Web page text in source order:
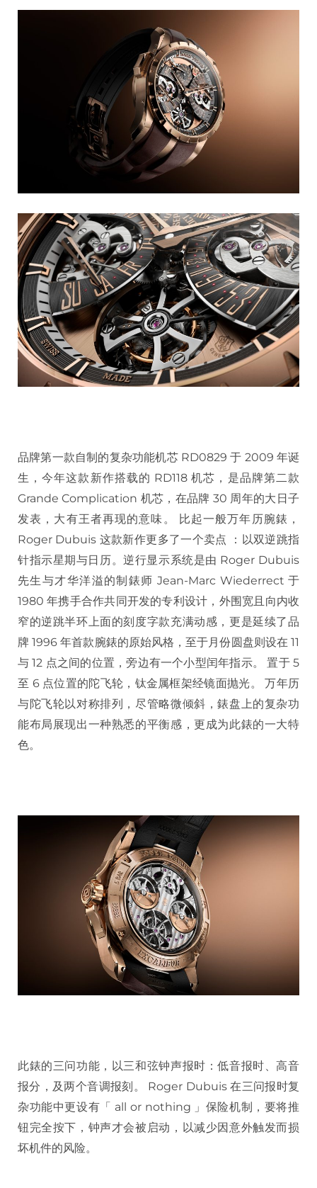
品牌第一款自制的复杂功能机芯 RD0829 于 2009 年诞
生，今年这款新作搭载的 RD118 机芯，是品牌第二款
Grande Complication 机芯，在品牌 30 周年的大日子
发表，大有王者再现的意味。 比起一般万年历腕錶，
Roger Dubuis 这款新作更多了一个卖点 ：以双逆跳指
针指示星期与日历。逆行显示系统是由 Roger Dubuis
先生与才华洋溢的制錶师 Jean-Marc Wiederrect 于
1980 年携手合作共同开发的专利设计，外围宽且向内收
窄的逆跳半环上面的刻度字款充满动感，更是延续了品
牌 1996 年首款腕錶的原始风格，至于月份圆盘则设在 11
与 12 点之间的位置，旁边有一个小型闰年指示。 置于 5
至 6 点位置的陀飞轮，钛金属框架经镜面抛光。 万年历
与陀飞轮以对称排列，尽管略微倾斜，錶盘上的复杂功
能布局展现出一种熟悉的平衡感，更成为此錶的一大特
色。
此錶的三问功能，以三和弦钟声报时：低音报时、高音
报分，及两个音调报刻。 Roger Dubuis 在三问报时复
杂功能中更设有「 all or nothing 」保险机制，要将推
钮完全按下，钟声才会被启动，以减少因意外触发而损
坏机件的风险。